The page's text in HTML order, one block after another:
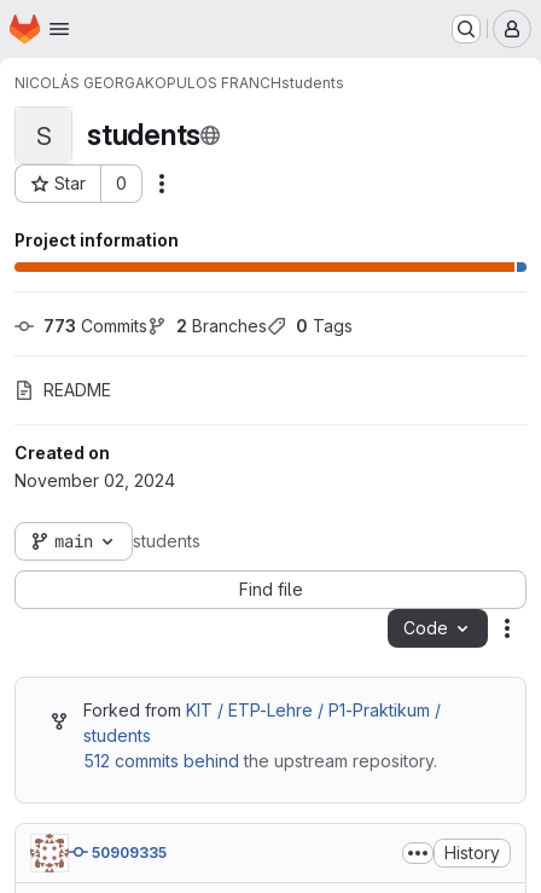
Skip to main content
Homepage
NICOLÁS GEORGAKOPULOS FRANCHstudents
S students
Star 0
Project ID: 178016
Project information
773 Commits 2 Branches 0 Tags
README
Created on
November 02, 2024
main students
Find file
Code
Forked from KIT / ETP-Lehre / P1-Praktikum /
students
512 commits behind the upstream repository.
50909335 History